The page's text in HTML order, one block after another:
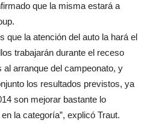
que la misma estará a
que la atención del auto la hará el
trabajarán durante el receso
al arranque del campeonato, y
los resultados previstos, ya
son mejorar bastante lo
la categoría”, explicó Traut.